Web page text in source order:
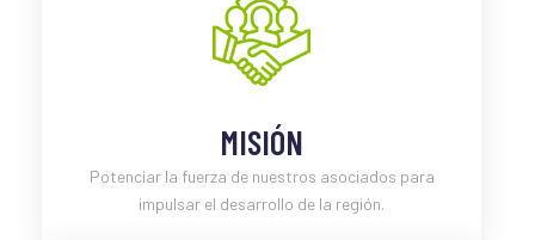
MISIÓN
Potenciar la fuerza de nuestros asociados para
impulsar el desarrollo de la región.